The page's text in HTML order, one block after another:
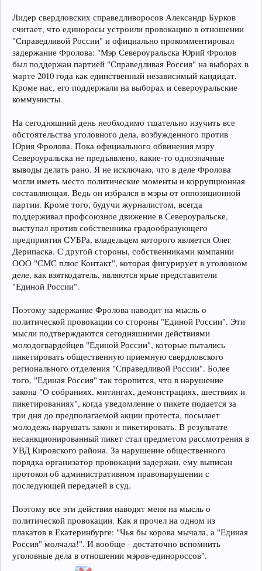
Лидер свердловских справедливоросов Александр Бурков
считает, что единоросы устроили провокацию в отношении
"Справедливой России" и официально прокомментировал
задержание Фролова: "Мэр Североуральска Юрий Фролов
был поддержан партией "Справедливая Россия" на выборах в
марте 2010 года как единственный независимый кандидат.
Кроме нас, его поддержали на выборах и североуральские
коммунисты.
На сегодняшний день необходимо тщательно изучить все
обстоятельства уголовного дела, возбужденного против
Юрия Фролова. Пока официального обвинения мэру
Североуральска не предъявлено, какие-то однозначные
выводы делать рано. Я не исключаю, что в деле Фролова
могли иметь место политические моменты и коррупционная
составляющая. Ведь он избрался в мэры от оппозиционной
партии. Кроме того, будучи журналистом, всегда
поддерживал профсоюзное движение в Североуральске,
выступал против собственника градообразующего
предприятия СУБРа, владельцем которого является Олег
Дерипаска. С другой стороны, собственниками компании
ООО "СМС плюс Контакт", которая фигурирует в уголовном
деле, как взяткодатель, являются ярые представители
"Единой России".
Поэтому задержание Фролова наводит на мысль о
политической провокации со стороны "Единой России". Эти
мысли подтверждаются сегодняшними действиями
молодогвардейцев "Единой России", которые пытались
пикетировать общественную приемную свердловского
регионального отделения "Справедливой России". Более
того, "Единая Россия" так торопится, что в нарушение
закона "О собраниях, митингах, демонстрациях, шествиях и
пикетированиях", когда уведомление о пикете подается за
три дня до предполагаемой акции протеста, посылает
молодежь нарушать закон и пикетировать. В результате
несанкционированный пикет стал предметом рассмотрения в
УВД Кировского района. За нарушение общественного
порядка организатор провокации задержан, ему выписан
протокол об административном правонарушении с
последующей передачей в суд.
Поэтому все эти действия наводят меня на мысль о
политической провокации. Как я прочел на одном из
плакатов в Екатеринбурге: "Чья бы корова мычала, а "Единая
Россия" молчала!". И вообще - достаточно вспомнить
уголовные дела в отношении мэров-единороссов".